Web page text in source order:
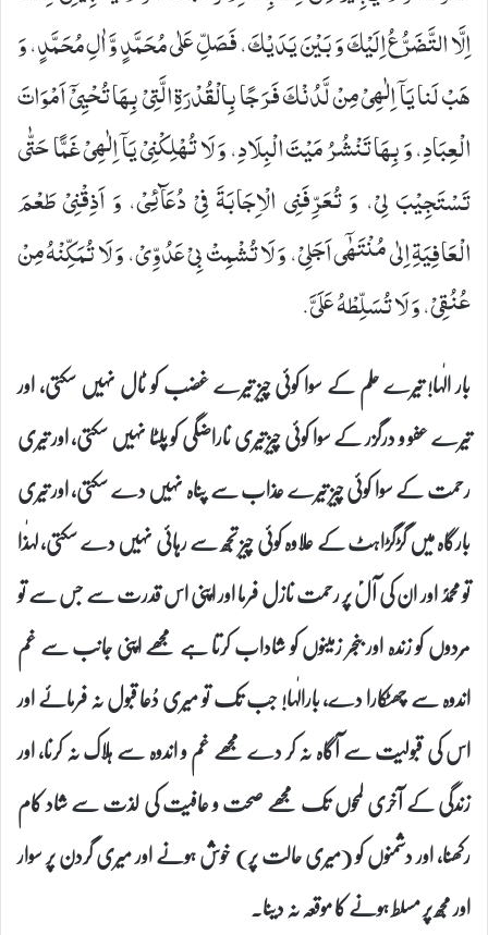
اِلَّا التَّضَرُّعُ اِلَیْكَ وَ بَیْنَ یَدَیْكَ، فَصَلِّ عَلٰى مُحَمَّدٍ وَّ اٰلِ مُحَمَّدٍ، وَ
هَبْ لَنا- یَاۤ اِلٰهِیْ- مِنْ لَّدُنْكَ فَرَجًا بِالْقُدْرَةِ الَّتِیْ بِهَا تُحْیِیْۤ اَمْوَاتَ
الْعِبَادِ، وَ بِهَا تَنْشُرُ مَیْتَ الْبِلَادِ، وَ لَا تُهْلِكْنِیْ- یَاۤ اِلٰهِیْ- غَمًّا حَتّٰى
تَسْتَجِیْبَ لِیْ، وَ تُعَرِّفَنِی الْاِجَابَةَ فِیْ دُعَآئِیْ، وَ اَذِقْنِیْ طَعْمَ
الْعَافِیَةِ اِلٰى مُنْتَهٰۤى اَجَلِیْ، وَ لَا تُشْمِتْ بِیْ عَدُوِّیْ، وَ لَا تُمَكِّنْهُ مِنْ
عُنُقِیْ، وَ لَا تُسَلِّطْهُ عَلَیَّ.
بار الٰہا! تیرے حلم کے سوا کوئی چیز تیرے غضب کو ٹال نہیں سکتی، اور
تیرے عفو و درگزر کے سوا کوئی چیز تیری ناراضگی کو پلٹا نہیں سکتی، اور تیری
رحمت کے سوا کوئی چیز تیرے عذاب سے پناہ نہیں دے سکتی، اور تیری
بارگاہ میں گڑگڑاہٹ کے علاوہ کوئی چیز تجھ سے رہائی نہیں دے سکتی، لہٰذا
تو محمدؐ اور ان کی آلؑ پر رحمت نازل فرما اور اپنی اس قدرت سے جس سے تو
مُردوں کو زندہ اور بنجر زمینوں کو شاداب کرتا ہے مجھے اپنی جانب سے غم
اندوہ سے چھٹکارا دے، بارالٰہا! جب تک تو میری دُعا قبول نہ فرمائے اور
اس کی قبولیت سے آگاہ نہ کر دے مجھے غم و اندوہ سے ہلاک نہ کرنا، اور
زندگی کے آخری لمحوں تک مجھے صحت و عافیت کی لذت سے شاد کام
رکھنا، اور دشمنوں کو (میری حالت پر) خوش ہونے اور میری گردن پر سوار
اور مجھ پر مسلط ہونے کا موقعہ نہ دینا۔